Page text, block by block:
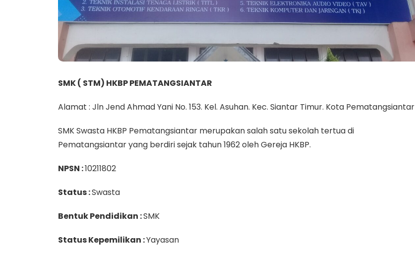
SMK ( STM) HKBP PEMATANGSIANTAR
Alamat : Jln Jend Ahmad Yani No. 153. Kel. Asuhan. Kec. Siantar Timur. Kota Pematangsiantar
SMK Swasta HKBP Pematangsiantar merupakan salah satu sekolah tertua di
Pematangsiantar yang berdiri sejak tahun 1962 oleh Gereja HKBP.
NPSN :10211802
Status :Swasta
Bentuk Pendidikan :SMK
Status Kepemilikan :Yayasan